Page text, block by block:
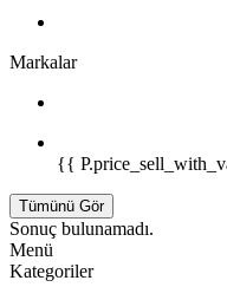
Markalar
{{
Tümünü Gör
Sonuç bulunamadı.
Menü
Kategoriler